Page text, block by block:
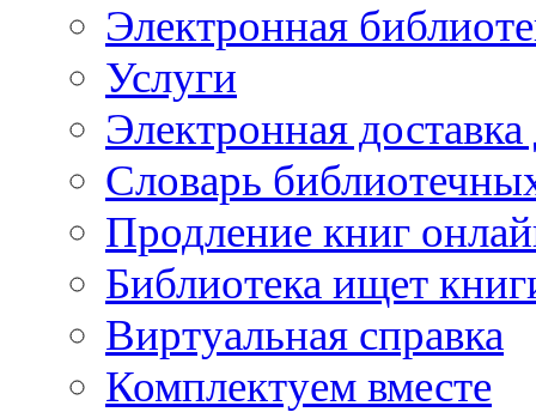
Электронная
Услуги
Электронная
Словарь
Продление книг
Библиотека ищет
Виртуальная справка
Комплектуем вместе